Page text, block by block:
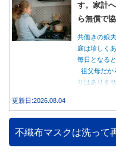
す。家計
ら無償で
共働きの娘
庭は珍しく
毎日となる
祖父母だか
りはありま
更新日:2026.08.04
不織布マスクは洗って